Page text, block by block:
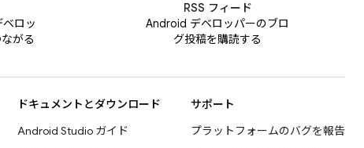
ロッ
がる
RSS フィード
Android デベロッパーのブロ
グ投稿を購読する
ドキュメントとダウンロード
Android Studio ガイド
サポート
プラットフォームのバグを報告